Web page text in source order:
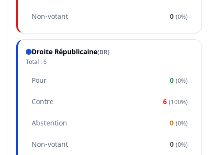
Non-votant 0 (0%)
Droite Républicaine(DR)
Total :6
Pour 0 (0%)
Contre 6 (100%)
Abstention 0 (0%)
Non-votant 0 (0%)